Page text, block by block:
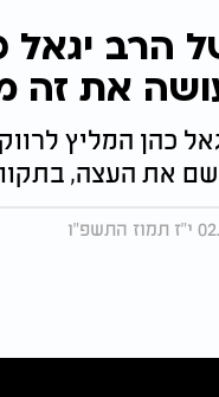
הרב
את זה
כהן המליץ
את העצה,